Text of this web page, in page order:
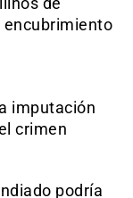
de
encubrimiento
imputación
crimen
podría